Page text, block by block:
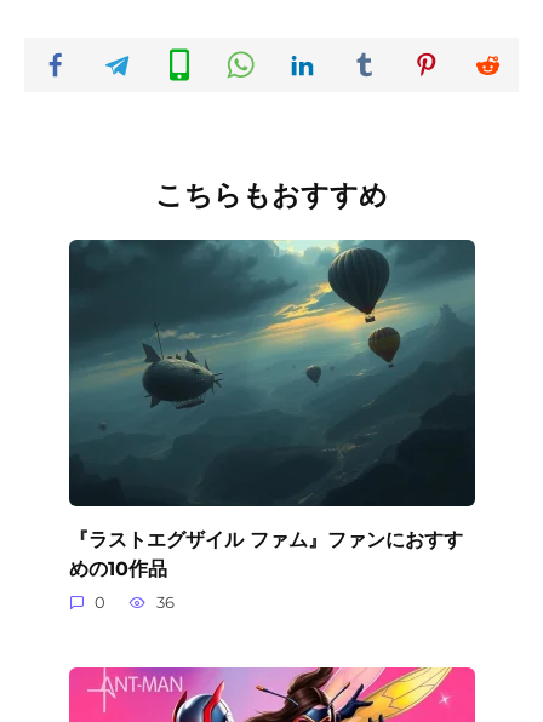
こちらもおすすめ
『ラストエグザイル ファム』ファンにおすす
めの10作品
0 36